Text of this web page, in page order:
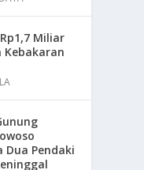
Miliar
Dua Pendaki